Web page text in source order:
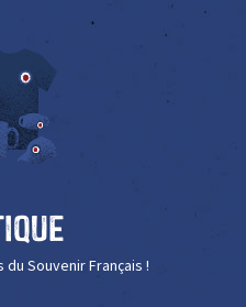
Souvenir Français !